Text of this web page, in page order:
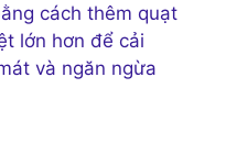
cách thêm quạt
lớn hơn để cải
và ngăn ngừa